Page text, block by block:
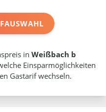
in Weißbach b
Einsparmöglichkeiten
Gastarif wechseln.